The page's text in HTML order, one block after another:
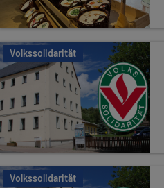
Volkssolidarität
Volkssolidarität